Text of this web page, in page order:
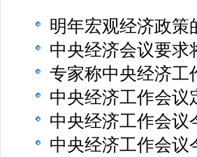
明年宏观经济政策
中央经济会议要求
专家称中央经济工
中央经济工作会议
中央经济工作会议
中央经济工作会议